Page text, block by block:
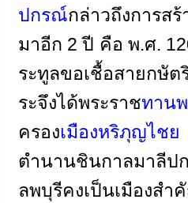
ปกรณ์กล่าวถึงการสร้
มาอีก 2 ปี คือ พ.ศ.
ระทูลขอเชื้อสายกษั
ระจึงได้พระราชทาน
ครองเมืองหริภุญไช
ตำนานชินกาลมาลีป
ลพบุรีคงเป็นเมืองส